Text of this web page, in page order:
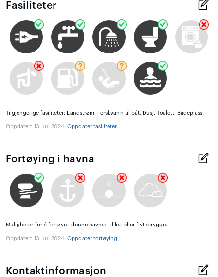
Fasiliteter
Tilgjengelige fasiliteter: Landstrøm, Ferskvann til båt, Dusj, Toalett, Badeplass.
Oppdatert 13. Jul 2024.Oppdater fasiliteter.
Fortøying i havna
Muligheter for å fortøye i denne havna: Til kai eller flytebrygge.
Oppdatert 13. Jul 2024.Oppdater fortøying.
Kontaktinformasjon